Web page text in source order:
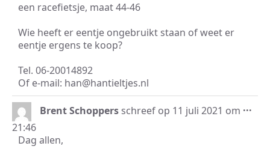
een racefietsje, maat 44-46
Wie heeft er eentje ongebruikt staan of weet er
eentje ergens te koop?
Tel. 06-20014892
Of e-mail: han@hantieltjes.nl
Brent Schoppers schreef op 11 juli 2021 om
21:46
Dag allen,
...